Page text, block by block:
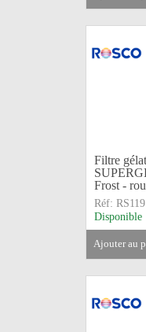
Filtre
Frost -
Réf: RS119
Disponible
ajouter au